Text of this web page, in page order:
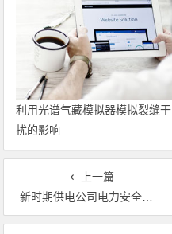
利用光谱气藏模拟器模拟裂缝干
扰的影响
上一篇
新时期供电公司电力安全管理存在的问题与对策